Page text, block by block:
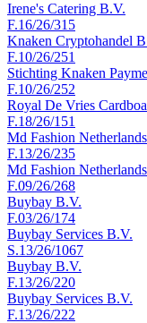
Irene's Catering B.V.
F.16/26/315
Knaken Cryptohandel
F.10/26/251
Stichting Knaken
F.10/26/252
Royal De Vries
F.18/26/151
Md Fashion
F.13/26/235
Md Fashion
F.09/26/268
Buybay B.V.
F.03/26/174
Buybay Services B.V.
S.13/26/1067
Buybay B.V.
F.13/26/220
Buybay Services B.V.
F.13/26/222